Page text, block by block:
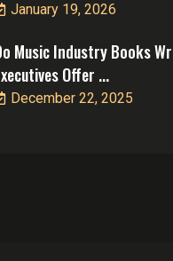
January 19, 2026
Music Industry Books
Offer ...
December 22, 2025